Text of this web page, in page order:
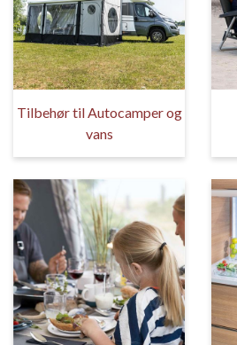
Tilbehør til Autocamper og
vans